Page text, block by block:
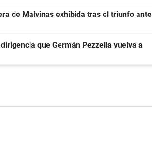
de Malvinas exhibida tras el triunfo ante
que Germán Pezzella vuelva a